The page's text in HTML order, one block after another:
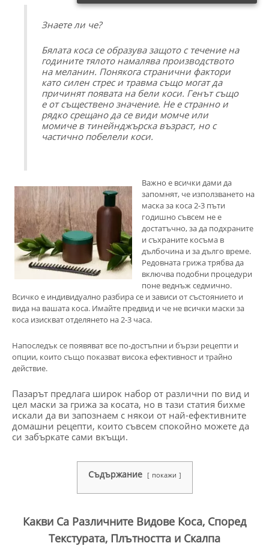
Знаете ли че?
Бялата коса се образува защото с течение на
годините тялото намалява производството
на меланин. Понякога странични фактори
като силен стрес и травма също могат да
причинят появата на бели коси. Генът също
е от съществено значение. Не е странно и
рядко срещано да се види момче или
момиче в тинейнджърска възраст, но с
частично побелели коси.
Важно е всички дами да
запомнят, че използването на
маска за коса 2-3 пъти
годишно съвсем не е
достатъчно, за да подхраните
и съхраните косъма в
дълбочина и за дълго време.
Редовната грижа трябва да
включва подобни процедури
поне веднъж седмично.
Всичко е индивидуално разбира се и зависи от състоянието и
вида на вашата коса. Имайте предвид и че не всички маски за
коса изискват отделянето на 2-3 часа.
Напоследък се появяват все по-достъпни и бързи рецепти и
опции, които също показват висока ефективност и трайно
действие.
Пазарът предлага широк набор от различни по вид и
цел маски за грижа за косата, но в тази статия бихме
искали да ви запознаем с някои от най-ефективните
домашни рецепти, които съвсем спокойно можете да
си забъркате сами вкъщи.
Съдържание покажи
Какви Са Различните Видове Коса, Според
Текстурата, Плътността и Скалпа